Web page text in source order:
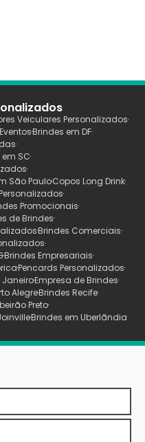
Veiculares Personalizados
Brindes em DF
SC
São PauloCopos Long Drink
Promocionais
de Brindes
Brindes Comerciais
Brindes Empresariais
Pencards Personalizados
JaneiroEmpresa de Brindes
AlegreBrindes Recife
Preto
Brindes em Uberlãndia